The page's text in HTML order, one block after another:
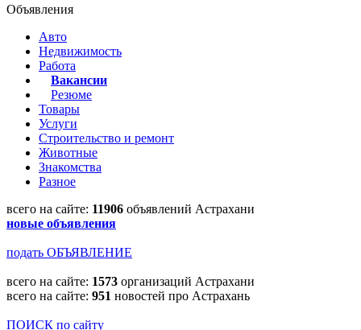
Объявления
Авто
Недвижимость
Работа
Вакансии
Резюме
Товары
Услуги
Строительство и ремонт
Животные
Знакомства
Разное
всего на сайте: 11906 объявлений Астрахани
новые объявления
подать ОБЪЯВЛЕНИЕ
всего на сайте: 1573 организаций Астрахани
всего на сайте: 951 новостей про Астрахань
ПОИСК по сайту